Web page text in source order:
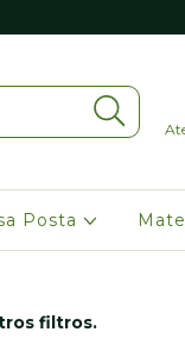
Posta
filtros.